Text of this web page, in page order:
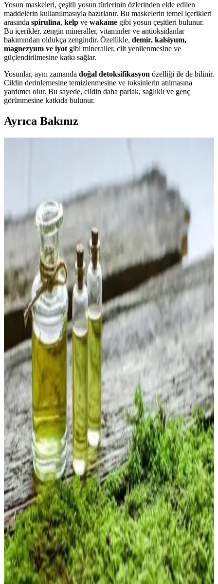
Yosun maskeleri, çeşitli yosun türlerinin özlerinden elde edilen
maddelerin kullanılmasıyla hazırlanır. Bu maskelerin temel içerikleri
arasında spirulina, kelp ve wakame gibi yosun çeşitleri bulunur.
Bu içerikler, zengin mineraller, vitaminler ve antioksidanlar
bakımından oldukça zengindir. Özellikle, demir, kalsiyum,
magnezyum ve iyot gibi mineraller, cilt yenilenmesine ve
güçlendirilmesine katkı sağlar.
Yosunlar, aynı zamanda doğal detoksifikasyon özelliği ile de bilinir.
Cildin derinlemesine temizlenmesine ve toksinlerin atılmasına
yardımcı olur. Bu sayede, cildin daha parlak, sağlıklı ve genç
görünmesine katkıda bulunur.
Ayrıca Bakınız
Temalı Koku Analizi ve Kullanıcı Yorumları
Heretic Nosferatu parfümü, leylak ve yosun notalarıyla soğuk ve
nemli bir atmosfer yaratıyor. Kullanıcılar arasında kokusu ve
kalıcılığı konusunda farklı görüşler bulunuyor.
Mad Narcotic Unisex Parfüm 100 ml Çiçeksi ve
Meyveli Koku Profili Güvenli Kullanım
Mad Narcotic, 100 ml'lik şişesiyle unisex kullanıma uygun, çiçeksi
ve meyveli notalara sahip, kalıcı ve ferah bir parfümdür. Hafif
yapısıyla yaz aylarında tercih edilir, kullanıcı memnuniyeti yüksek,
güvenlik önlemleri önemlidir.
Cildi Soyan Yosun Maskesi: Doğal İçeriklerle Etkili
Cilt Yenileme ve Bakım
Cildi soyan yosun maskesi, doğal özleriyle ölü deriyi nazikçe
arındırır, cildi nemlendirir ve yeniler. Düzenli kullanımda cilt tonu
eşitlenir, gözenekler temizlenir ve antioksidan koruma sağlanır.
2025'te Yosun Sabunu ile Cildinizde Doğal
Canlanmanın 5 Sırrı
Yosun sabunu ile cildinizi derinlemesine nemlendirin ve sorunlardan
kurtulun. Doğal bakımın faydalarını hemen keşfedin! Hemen
inceleyin.
2025'te Yosun Sabunu ile Cildinizde Doğal Devrim:
Sağlıklı Parlaklık
Yosun sabunu ile cildinizi derinlemesine temizleyin ve doğal
güzelliğinizi ortaya çıkarın. Hemen keşfedin!
Yosun Kremi Nedir ve Cilt Sağlığına Faydaları
Nelerdir
Yosun kremi, deniz yosunlarından elde edilen doğal içerikleriyle cilt
yenileme, nemlendirme ve yaşlanma karşıtı faydalar sağlar.
Sürdürülebilir ve hassas ciltler için uygun doğal kozmetik ürünüdür.
Evde Yosun Peeling ile Doğal Güzellik ve Cilt